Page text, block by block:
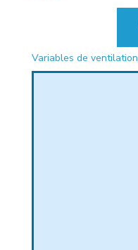
Variables de ventilation